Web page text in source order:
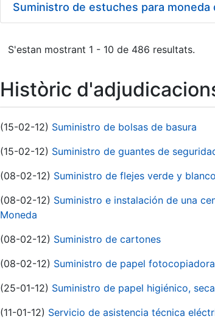
Suministro de estuches para moneda
S'estan mostrant 1 - 10 de 486 resultats.
Històric
(15-02-12) Suministro de bolsas de basura
(15-02-12) Suministro de guantes de
(08-02-12) Suministro de flejes verde y blanco
(08-02-12) Suministro e instalación de una
Moneda
(08-02-12) Suministro de cartones
(08-02-12) Suministro de papel fotocopiadora
(25-01-12) Suministro de papel higiénico,
(11-01-12) Servicio de asistencia técnica